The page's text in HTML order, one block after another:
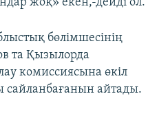
жоқ» екен,-дейді ол.
бөлімшесінің
та Қызылорда
комиссиясына өкіл
айтады.